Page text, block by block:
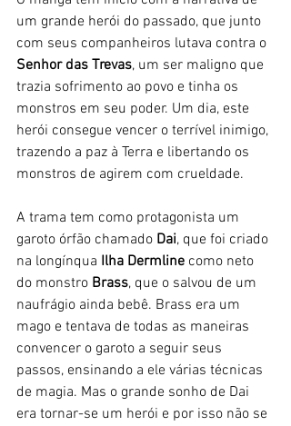
um grande herói do passado, que junto
com seus companheiros lutava contra o
Senhor das Trevas, um ser maligno que
trazia sofrimento ao povo e tinha os
monstros em seu poder. Um dia, este
herói consegue vencer o terrível inimigo,
trazendo a paz à Terra e libertando os
monstros de agirem com crueldade.
A trama tem como protagonista um
garoto órfão chamado Dai, que foi criado
na longínqua Ilha Dermline como neto
do monstro Brass, que o salvou de um
naufrágio ainda bebê. Brass era um
mago e tentava de todas as maneiras
convencer o garoto a seguir seus
passos, ensinando a ele várias técnicas
de magia. Mas o grande sonho de Dai
era tornar-se um herói e por isso não se